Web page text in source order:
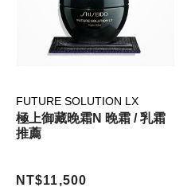
FUTURE SOLUTION LX
極上御藏晚霜N 晚霜 / 乳霜
推薦
NT$11,500